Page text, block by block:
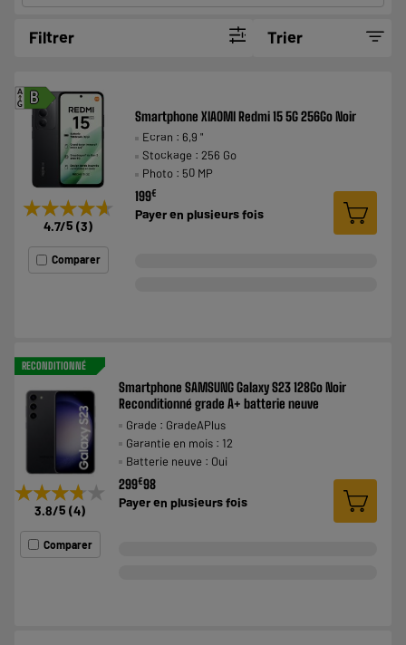
Filtrer Trier
B
A
G
★★★★★
★★★★★
4.7/5 (3)
Comparer
Smartphone XIAOMI Redmi 15 5G 256Go Noir
Ecran : 6,9 "
Stockage : 256 Go
Photo : 50 MP
199€
Payer en plusieurs fois
RECONDITIONNÉ
★★★★★
★★★★★
3.8/5 (4)
Comparer
Smartphone SAMSUNG Galaxy S23 128Go Noir
Reconditionné grade A+ batterie neuve
Grade : GradeAPlus
Garantie en mois : 12
Batterie neuve : Oui
299€98
Payer en plusieurs fois